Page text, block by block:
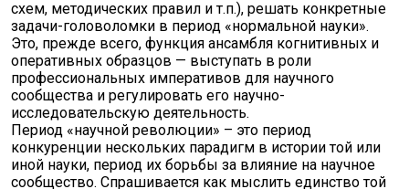
схем, методических правил и т.п.), решать конкретные
задачи-головоломки в период «нормальной науки».
Это, прежде всего, функция ансамбля когнитивных и
оперативных образцов — выступать в роли
профессиональных императивов для научного
сообщества и регулировать его научно-
исследовательскую деятельность.
Период «научной революции» – это период
конкуренции нескольких парадигм в истории той или
иной науки, период их борьбы за влияние на научное
сообщество. Спрашивается как мыслить единство той